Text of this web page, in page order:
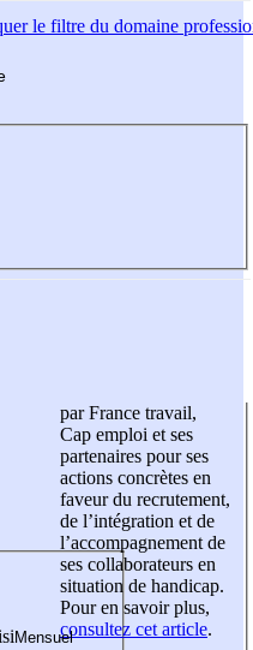
le filtre du domaine
par France travail,
Cap emploi et ses
partenaires pour ses
actions concrètes en
faveur du recrutement,
de l’intégration et de
l’accompagnement de
ses collaborateurs en
situation de handicap.
Pour en savoir plus,
consultez cet article.